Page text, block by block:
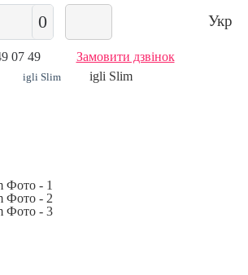
0 Укр
07 49 Замовити дзвінок
igli Slim igli Slim